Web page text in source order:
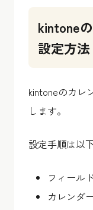
kintone
設定方法
kintoneのカレ
します。
設定手順は以
フィール
カレンダ